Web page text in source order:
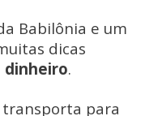
Babilônia e um
dicas
dinheiro.
para